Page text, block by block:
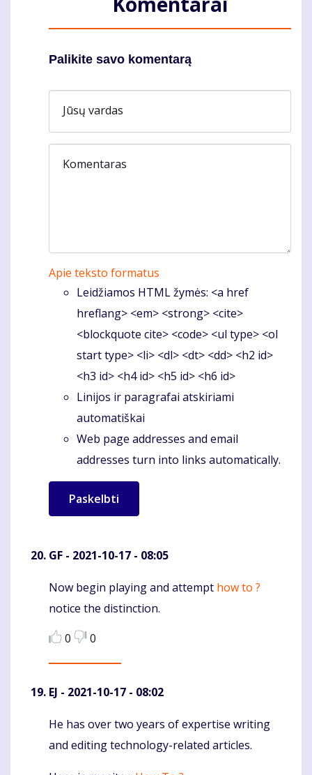
Palikite savo komentarą
Jūsų vardas
Komentaras
Apie teksto formatus
Leidžiamos HTML žymės: <a href
hreflang> <em> <strong> <cite>
<blockquote cite> <code> <ul type> <ol
start type> <li> <dl> <dt> <dd> <h2 id>
<h3 id> <h4 id> <h5 id> <h6 id>
Linijos ir paragrafai atskiriami
automatiškai
Web page addresses and email
addresses turn into links automatically.
GF - 2021-10-17 - 08:05
Komentaras
Now begin playing and attempt how to ?
notice the distinction.
0
0
EJ - 2021-10-17 - 08:02
Komentaras
He has over two years of expertise writing
and editing technology-related articles.